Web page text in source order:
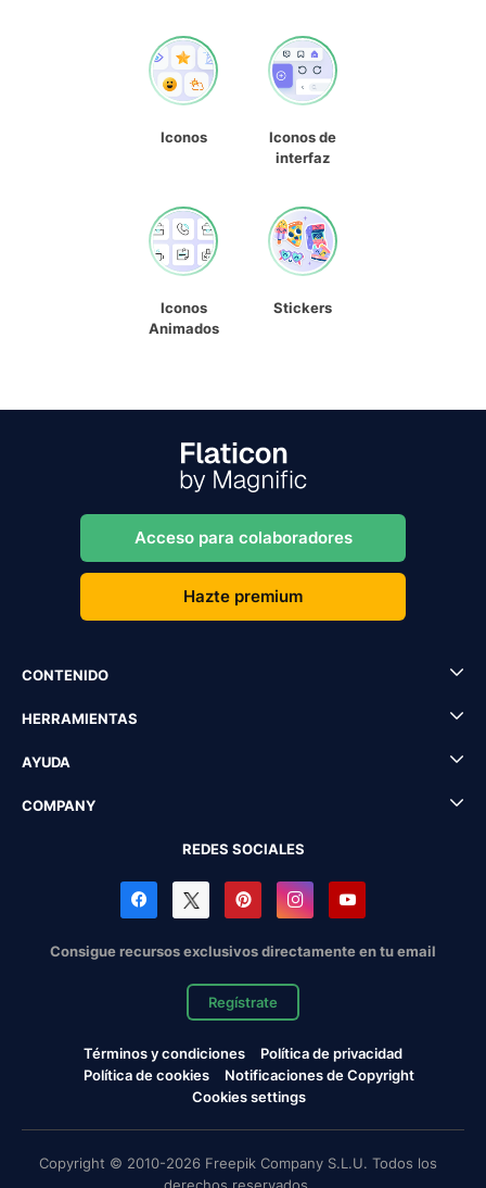
Iconos
Iconos de
interfaz
Iconos
Animados
Stickers
Acceso para colaboradores
Hazte premium
CONTENIDO
HERRAMIENTAS
AYUDA
COMPANY
REDES SOCIALES
Consigue recursos exclusivos directamente en tu email
Regístrate
Términos y condiciones
Política de privacidad
Política de cookies
Notificaciones de Copyright
Cookies settings
Copyright © 2010-2026 Freepik Company S.L.U. Todos los